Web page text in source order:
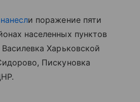
нанесли поражение пяти
населенных пунктов
Харьковской
Пискуновка